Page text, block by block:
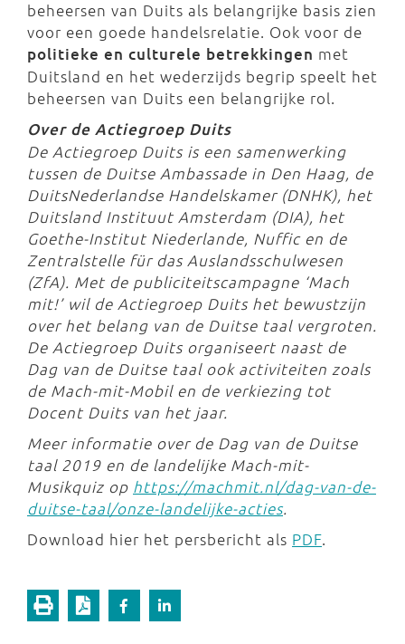
beheersen van Duits als belangrijke basis zien
voor een goede handelsrelatie. Ook voor de
politieke en culturele betrekkingen met
Duitsland en het wederzijds begrip speelt het
beheersen van Duits een belangrijke rol.
Over de Actiegroep Duits
De Actiegroep Duits is een samenwerking
tussen de Duitse Ambassade in Den Haag, de
DuitsNederlandse Handelskamer (DNHK), het
Duitsland Instituut Amsterdam (DIA), het
Goethe-Institut Niederlande, Nuffic en de
Zentralstelle für das Auslandsschulwesen
(ZfA). Met de publiciteitscampagne ‘Mach
mit!’ wil de Actiegroep Duits het bewustzijn
over het belang van de Duitse taal vergroten.
De Actiegroep Duits organiseert naast de
Dag van de Duitse taal ook activiteiten zoals
de Mach-mit-Mobil en de verkiezing tot
Docent Duits van het jaar.
Meer informatie over de Dag van de Duitse
taal 2019 en de landelijke Mach-mit-
Musikquiz op https://machmit.nl/dag-van-de-
duitse-taal/onze-landelijke-acties.
Download hier het persbericht als PDF.